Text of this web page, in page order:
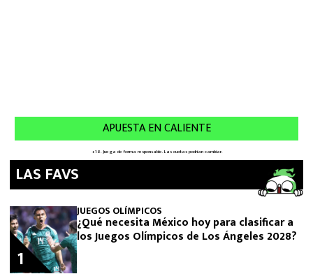
LAS FAVS
JUEGOS OLÍMPICOS
¿Qué necesita México hoy para clasificar a
los Juegos Olímpicos de Los Ángeles 2028?
1